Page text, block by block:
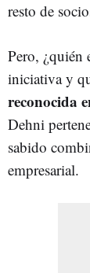
resto de
Pero, ¿quién
iniciativa y
reconocida
Dehni
sabido
empresarial.